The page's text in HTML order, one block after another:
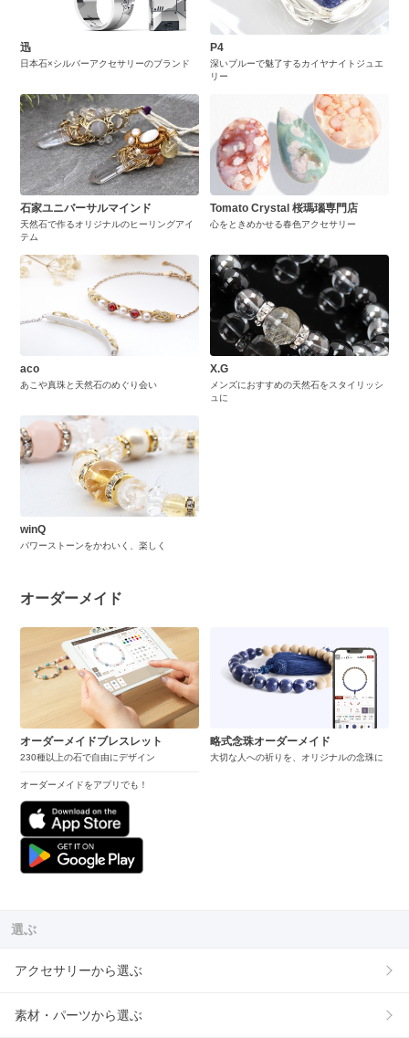
迅
日本石×シルバーアクセサリーのブランド
P4
深いブルーで魅了するカイヤナイトジュエ
リー
石家ユニバーサルマインド
天然石で作るオリジナルのヒーリングアイ
テム
Tomato Crystal 桜瑪瑙専門店
心をときめかせる春色アクセサリー
aco
あこや真珠と天然石のめぐり会い
X.G
メンズにおすすめの天然石をスタイリッシ
ュに
winQ
パワーストーンをかわいく、楽しく
オーダーメイド
オーダーメイドブレスレット
230種以上の石で自由にデザイン
オーダーメイドをアプリでも！
略式念珠オーダーメイド
大切な人への祈りを、オリジナルの念珠に
選ぶ
アクセサリーから選ぶ
素材・パーツから選ぶ